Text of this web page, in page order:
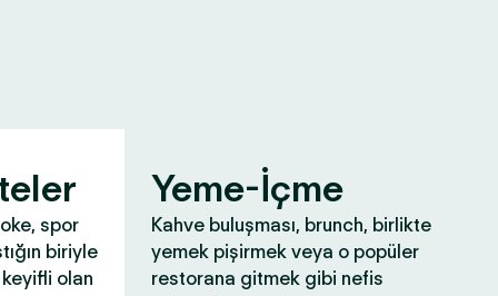
spor
biriyle
keyifli olan
Yeme-İçme
Kahve buluşması, brunch, birlikte
yemek pişirmek veya o popüler
restorana gitmek gibi nefis